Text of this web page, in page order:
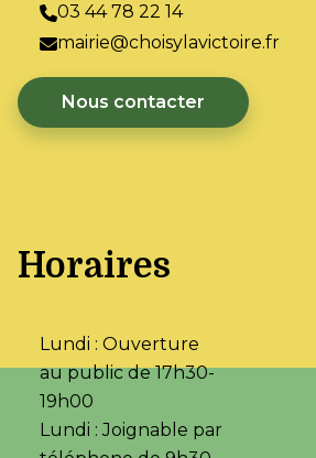
03 44 78 22 14
mairie@choisylavictoire.fr
Nous contacter
Horaires
Lundi : Ouverture
au public de 17h30-
19h00
Lundi : Joignable par